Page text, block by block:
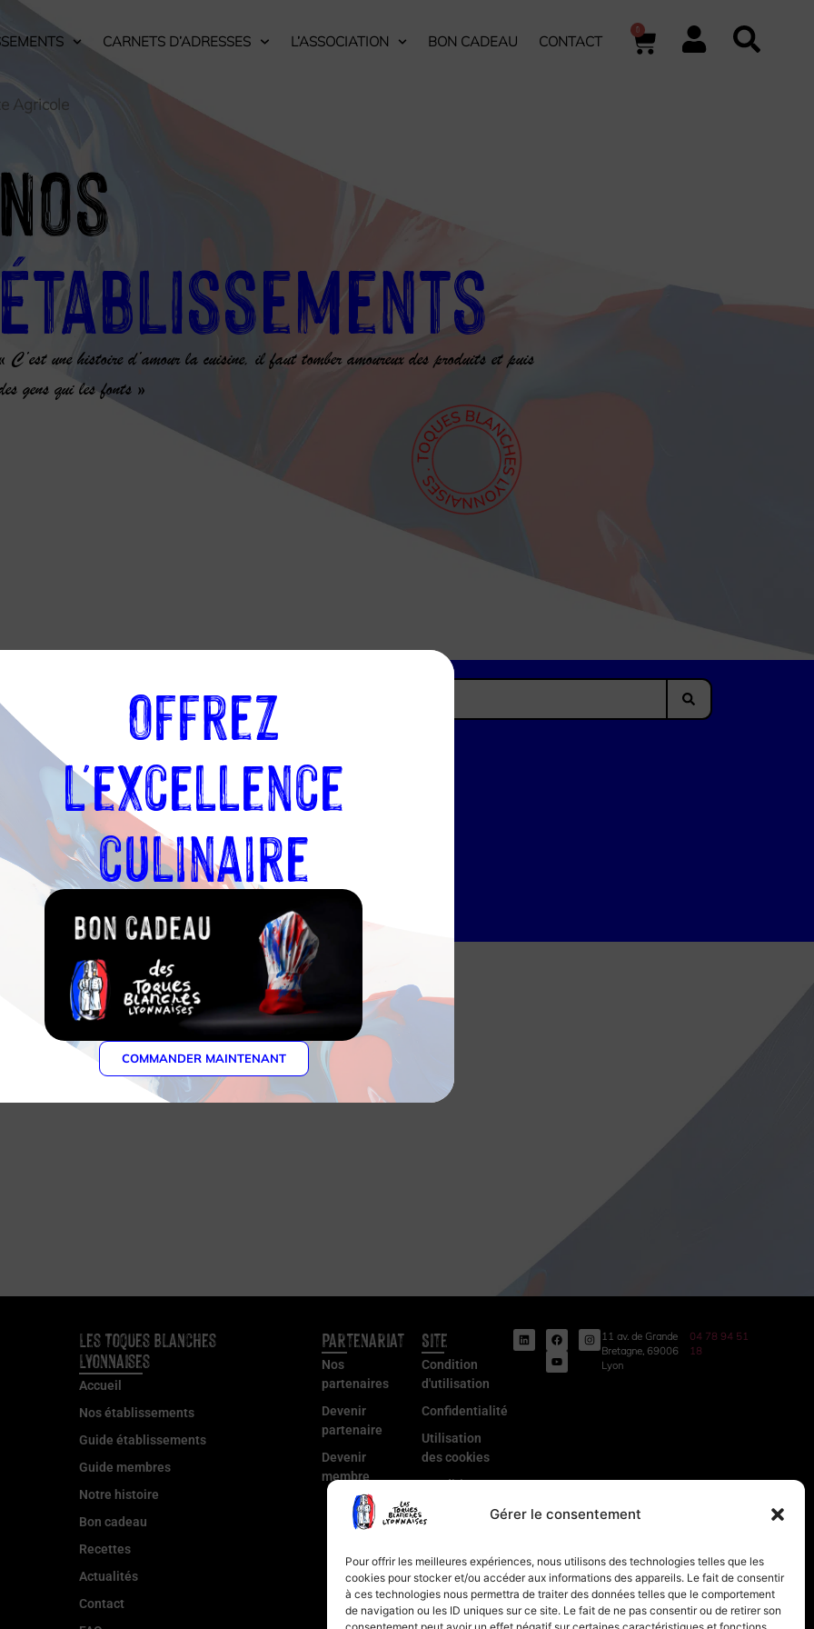
Gérer le consentement
Pour offrir les meilleures expériences, nous utilisons des technologies telles que les
cookies pour stocker et/ou accéder aux informations des appareils. Le fait de consentir
à ces technologies nous permettra de traiter des données telles que le comportement
de navigation ou les ID uniques sur ce site. Le fait de ne pas consentir ou de retirer son
CARNETS D’ADRESSES L’ASSOCIATION BON CADEAU CONTACT
0
Agricole
Nos
C’est une histoire d’amour la cuisine, il faut tomber amoureux des produits et puis
gens qui les fonts »
du
Les Toques Blanches
Lyonnaises
Accueil
Nos établissements
Guide établissements
Guide membres
Notre histoire
Bon cadeau
Recettes
Actualités
Contact
Partenariat
Nos
partenaires
Devenir
partenaire
Devenir
membre
Site
Condition
d'utilisation
Confidentialité
Utilisation
des cookies
Conditions
de Vente
légales
11 av. de Grande
Bretagne, 69006
Lyon
04 78 94 51
18
Offrez
l'excellence
culinaire
COMMANDER MAINTENANT